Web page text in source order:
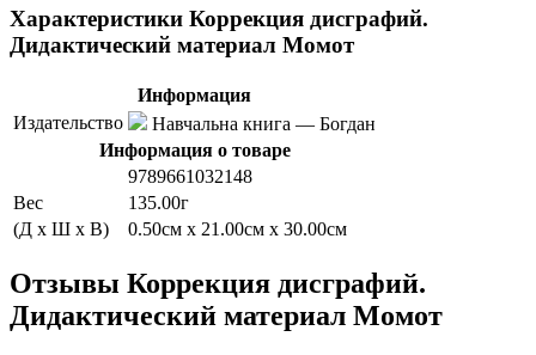
Характеристики Коррекция дисграфий.
Дидактический материал Момот
Информация
Издательство
Навчальна книга — Богдан
Информация о товаре
9789661032148
Вес
135.00г
(Д x Ш x В)
0.50см x 21.00см x 30.00см
Отзывы Коррекция дисграфий.
Дидактический материал Момот